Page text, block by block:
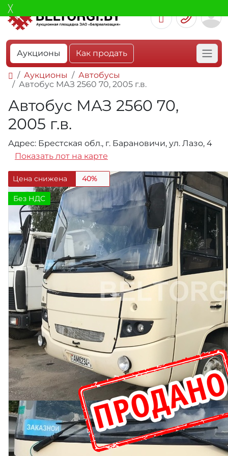
Аукционы Как продать
Аукционы
Автобусы
Автобус МАЗ 2560 70, 2005 г.в.
Автобус МАЗ 2560 70,
2005 г.в.
Адрес: Брестская обл., г. Барановичи, ул. Лазо, 4
Показать лот на карте
Цена снижена 40%
Без НДС